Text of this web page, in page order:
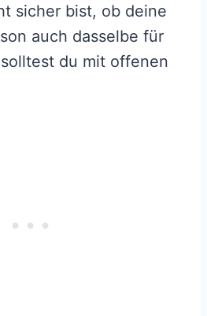
sicher bist, ob deine
auch dasselbe für
du mit offenen